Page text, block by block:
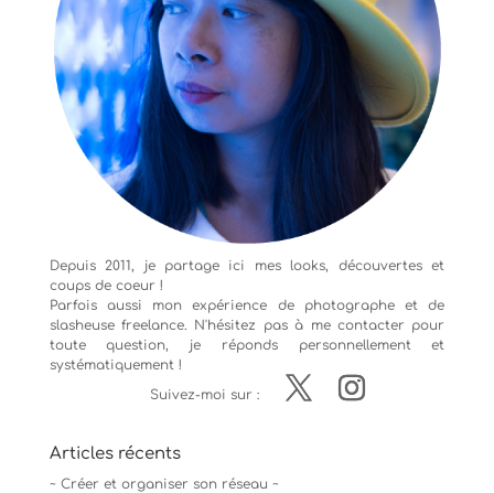
Depuis 2011, je partage ici mes looks, découvertes et
coups de coeur !
Parfois aussi mon expérience de photographeet de
slasheuse freelance. N'hésitez pas à me contacter pour
toute question, je réponds personnellement et
systématiquement !
Suivez-moi sur :
Articles récents
~ Créer et organiser son réseau ~